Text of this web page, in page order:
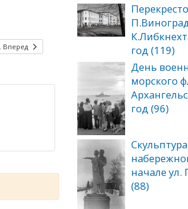
Вперед
год (119)
День
морского
год (96)
начале ул.
(88)